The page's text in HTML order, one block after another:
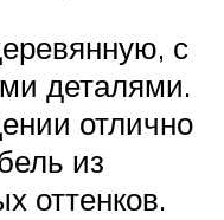
с
деталями.
отлично
из
оттенков.